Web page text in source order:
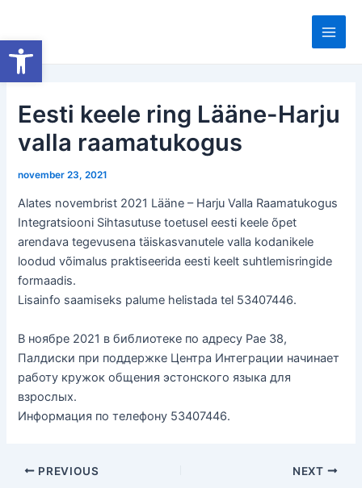
Open toolbar
content
Main
Eesti keele ring Lääne-Harju
valla raamatukogus
november 23, 2021
Alates novembrist 2021 Lääne – Harju Valla Raamatukogus
Integratsiooni Sihtasutuse toetusel eesti keele õpet
arendava tegevusena täiskasvanutele valla kodanikele
loodud võimalus praktiseerida eesti keelt suhtlemisringide
formaadis.
Lisainfo saamiseks palume helistada tel 53407446.
В ноябре 2021 в библиотеке по адресу Рае 38,
Палдиски при поддержке Центра Интеграции начинает
работу кружок общения эстонского языка для
взрослых.
Информация по телефону 53407446.
Post
PREVIOUS NEXT